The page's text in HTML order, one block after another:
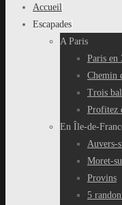
Passer
Accueil
Escapades
A Paris
Paris en
Chemin
Trois
Profitez
En Île-de-
Auvers-
Moret-
Provins
5